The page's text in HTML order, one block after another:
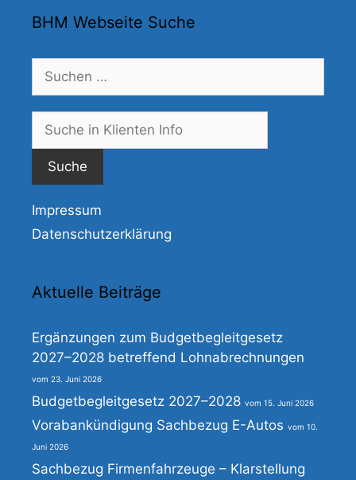
BHM Webseite Suche
Suchen
nach:
Impressum
Datenschutzerklärung
Aktuelle Beiträge
Ergänzungen zum Budgetbegleitgesetz
2027–2028 betreffend Lohnabrechnungen
23. Juni 2026
Budgetbegleitgesetz 2027–2028 15. Juni 2026
Vorabankündigung Sachbezug E-Autos 10.
Juni 2026
Sachbezug Firmenfahrzeuge – Klarstellung